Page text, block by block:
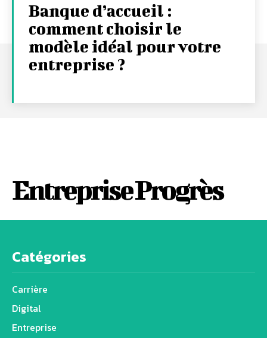
Banque d’accueil :
comment choisir le
modèle idéal pour votre
entreprise ?
Entreprise Progrès
Catégories
Carrière
Digital
Entreprise